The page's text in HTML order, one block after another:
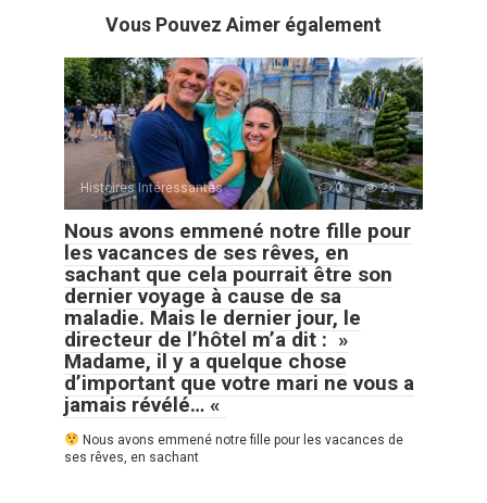
Vous Pouvez Aimer également
Histoires Intéressantes 0 23
Nous avons emmené notre fille pour
les vacances de ses rêves, en
sachant que cela pourrait être son
dernier voyage à cause de sa
maladie. Mais le dernier jour, le
directeur de l’hôtel m’a dit : »
Madame, il y a quelque chose
d’important que votre mari ne vous a
jamais révélé… «
Nous avons emmené notre fille pour les vacances de
ses rêves, en sachant